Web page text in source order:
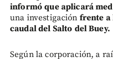
informó que aplicará
una investigación frente a
caudal del Salto del Buey.
Según la corporación, a